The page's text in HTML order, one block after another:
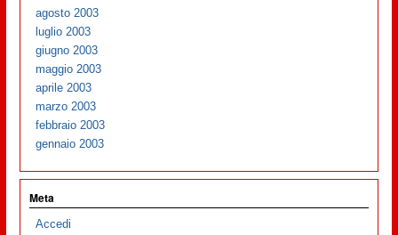
agosto 2003
luglio 2003
giugno 2003
maggio 2003
aprile 2003
marzo 2003
febbraio 2003
gennaio 2003
Meta
Accedi